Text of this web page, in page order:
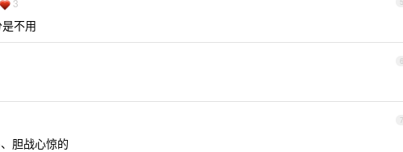
3
不用
6
7
胆战心惊的